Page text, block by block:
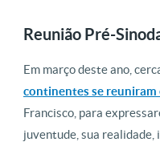
Reunião Pré-
Em março deste ano,
continentes se reuniram
Francisco, para
juventude, sua realidade,